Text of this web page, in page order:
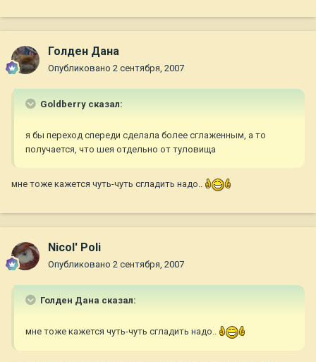
Голден Дана
Опубликовано 2 сентября, 2007
Goldberry сказал:
я бы переход спереди сделала более сглаженным, а то
получается, что шея отдельно от туловища
мне тоже кажется чуть-чуть сгладить надо..
Nicol' Poli
Опубликовано 2 сентября, 2007
Голден Дана сказал:
мне тоже кажется чуть-чуть сгладить надо..